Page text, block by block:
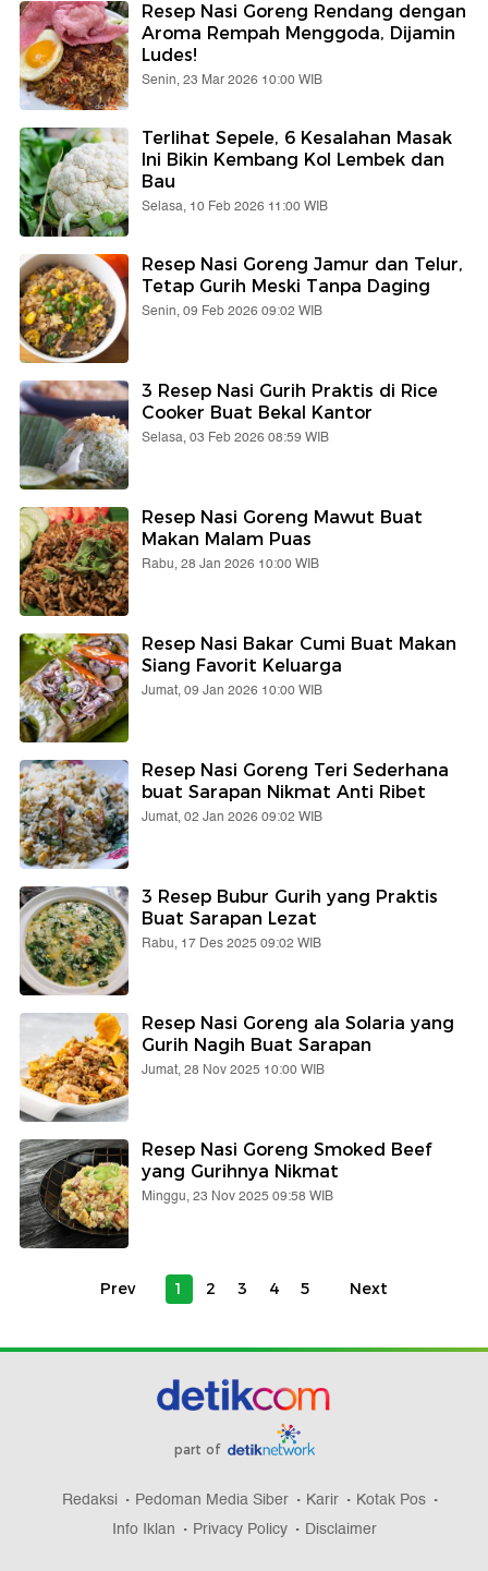
Resep Nasi Goreng Rendang dengan
Aroma Rempah Menggoda, Dijamin
Ludes!
Senin, 23 Mar 2026 10:00 WIB
Terlihat Sepele, 6 Kesalahan Masak
Ini Bikin Kembang Kol Lembek dan
Bau
Selasa, 10 Feb 2026 11:00 WIB
Resep Nasi Goreng Jamur dan Telur,
Tetap Gurih Meski Tanpa Daging
Senin, 09 Feb 2026 09:02 WIB
3 Resep Nasi Gurih Praktis di Rice
Cooker Buat Bekal Kantor
Selasa, 03 Feb 2026 08:59 WIB
Resep Nasi Goreng Mawut Buat
Makan Malam Puas
Rabu, 28 Jan 2026 10:00 WIB
Resep Nasi Bakar Cumi Buat Makan
Siang Favorit Keluarga
Jumat, 09 Jan 2026 10:00 WIB
Resep Nasi Goreng Teri Sederhana
buat Sarapan Nikmat Anti Ribet
Jumat, 02 Jan 2026 09:02 WIB
3 Resep Bubur Gurih yang Praktis
Buat Sarapan Lezat
Rabu, 17 Des 2025 09:02 WIB
Resep Nasi Goreng ala Solaria yang
Gurih Nagih Buat Sarapan
Jumat, 28 Nov 2025 10:00 WIB
Resep Nasi Goreng Smoked Beef
yang Gurihnya Nikmat
Minggu, 23 Nov 2025 09:58 WIB
Prev 1 2 3 4 5 Next
part of
Redaksi Pedoman Media Siber Karir
Kotak Pos
Info Iklan
Privacy Policy Disclaimer